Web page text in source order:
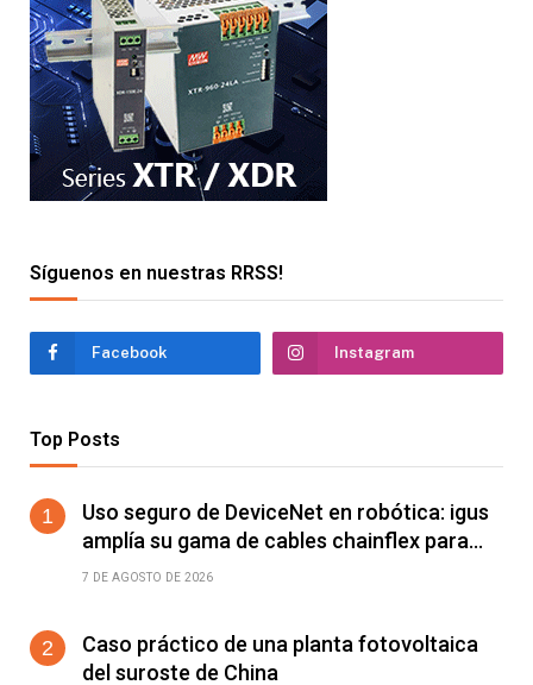
Síguenos en nuestras RRSS!
Facebook Instagram
Top Posts
Uso seguro de DeviceNet en robótica: igus
amplía su gama de cables chainflex para
torsión de ±360°/m
7 DE AGOSTO DE 2026
Caso práctico de una planta fotovoltaica
del suroste de China